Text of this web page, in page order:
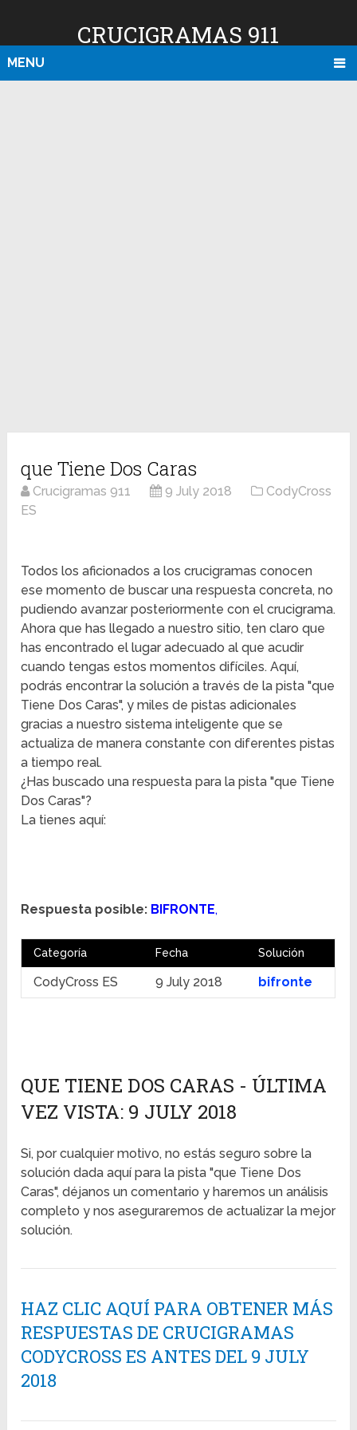
CRUCIGRAMAS 911
MENU
que Tiene Dos Caras
Crucigramas 911 9 July 2018
CodyCross
ES
Todos los aficionados a los crucigramas conocen
ese momento de buscar una respuesta concreta, no
pudiendo avanzar posteriormente con el crucigrama.
Ahora que has llegado a nuestro sitio, ten claro que
has encontrado el lugar adecuado al que acudir
cuando tengas estos momentos difíciles. Aquí,
podrás encontrar la solución a través de la pista "que
Tiene Dos Caras", y miles de pistas adicionales
gracias a nuestro sistema inteligente que se
actualiza de manera constante con diferentes pistas
a tiempo real.
¿Has buscado una respuesta para la pista "que Tiene
Dos Caras"?
La tienes aquí:
Respuesta posible: BIFRONTE,
Categoría Fecha Solución
CodyCross ES 9 July 2018 bifronte
QUE TIENE DOS CARAS - ÚLTIMA
VEZ VISTA: 9 JULY 2018
Si, por cualquier motivo, no estás seguro sobre la
solución dada aquí para la pista "que Tiene Dos
Caras", déjanos un comentario y haremos un análisis
completo y nos aseguraremos de actualizar la mejor
solución.
HAZ CLIC AQUÍ PARA OBTENER MÁS
RESPUESTAS DE CRUCIGRAMAS
CODYCROSS ES ANTES DEL 9 JULY
2018